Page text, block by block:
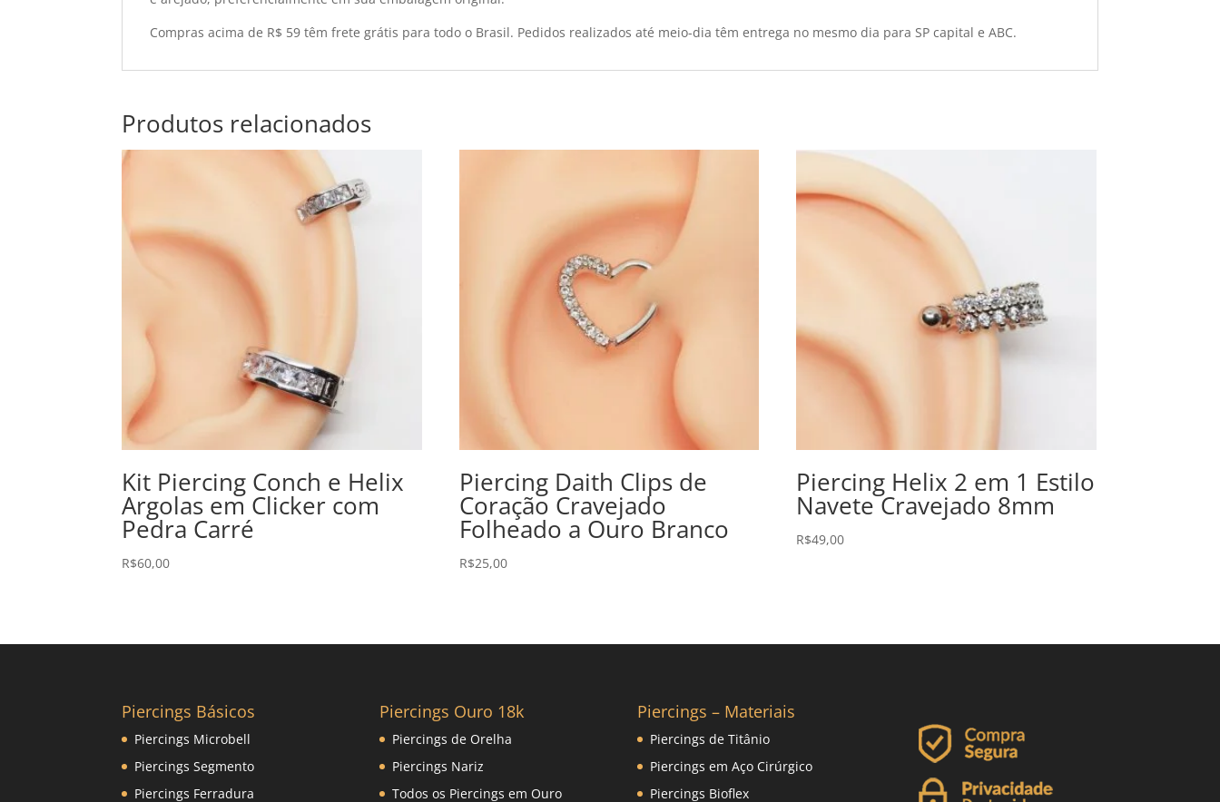
Compras acima de R$ 59 têm frete grátis para todo o Brasil. Pedidos realizados até meio-dia têm entrega no mesmo dia para SP capital e ABC.
Produtos relacionados
Kit Piercing Conch e Helix
Argolas em Clicker com
Pedra Carré
R$60,00
Piercing Daith Clips de
Coração Cravejado
Folheado a Ouro Branco
R$25,00
Piercing Helix 2 em 1 Estilo
Navete Cravejado 8mm
R$49,00
Piercings Básicos
Piercings Microbell
Piercings Segmento
Piercings Ferradura
Piercings Ouro 18k
Piercings de Orelha
Piercings Nariz
Todos os Piercings em Ouro
Piercings – Materiais
Piercings de Titânio
Piercings em Aço Cirúrgico
Piercings Bioflex